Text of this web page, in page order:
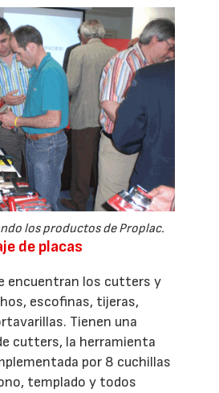
los productos de Proplac.
de placas
encuentran los cutters y
escofinas, tijeras,
Tienen una
cutters, la herramienta
por 8 cuchillas
templado y todos